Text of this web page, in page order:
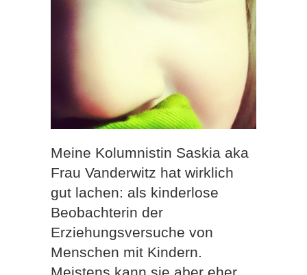
Meine Kolumnistin Saskia aka
Frau Vanderwitz hat wirklich
gut lachen: als kinderlose
Beobachterin der
Erziehungsversuche von
Menschen mit Kindern.
Meistens kann sie aber eher